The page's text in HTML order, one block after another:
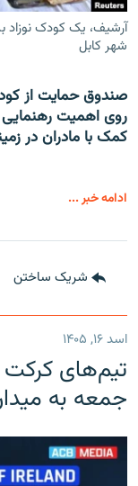
آرشیف، یک کودک نوزاد
شهر کابل
صندوق حمایت از
روی اهمیت
کمک با مادران در
ادامه خبر ...
شریک ساختن
اسد ۱۶, ۱۴۰۵
تیم‌های کرکت
جمعه به